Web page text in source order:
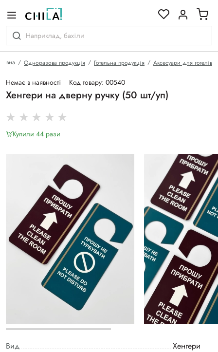
Одноразова продукція Готельна продукція Аксесуари для готелів
Немає в наявності Код товару: 00540
Хенгери на дверну ручку (50 шт/уп)
Купили 44 рази
Вид
Хенгери
гамі